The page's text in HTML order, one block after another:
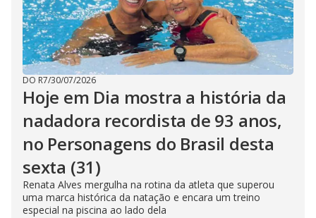
DO R7/30/07/2026
Hoje em Dia mostra a história da
nadadora recordista de 93 anos,
no Personagens do Brasil desta
sexta (31)
Renata Alves mergulha na rotina da atleta que superou
uma marca histórica da natação e encara um treino
especial na piscina ao lado dela